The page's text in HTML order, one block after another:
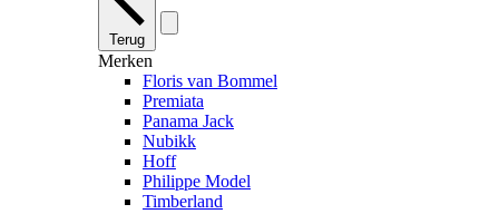
Terug
Merken
Floris van Bommel
Premiata
Panama Jack
Nubikk
Hoff
Philippe Model
Timberland